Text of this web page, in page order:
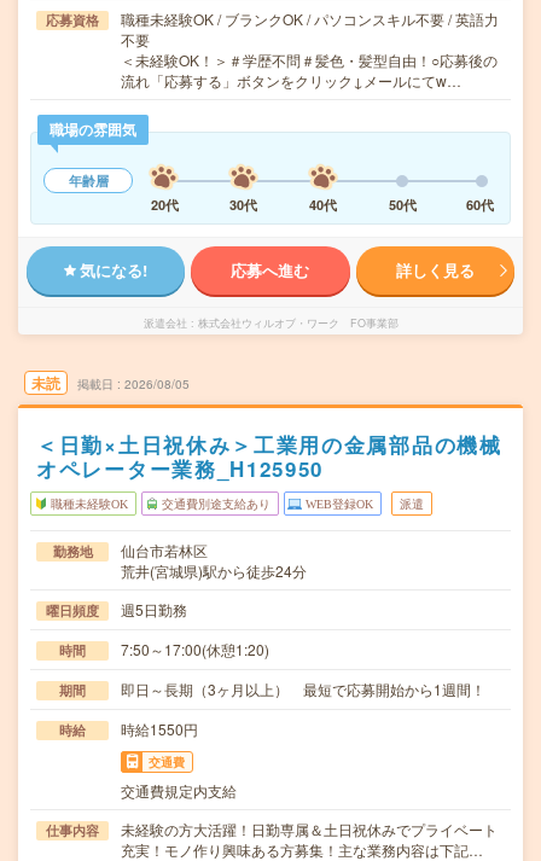
応募資格
職種未経験OK / ブランクOK / パソコンスキル不要 / 英語力
不要
＜未経験OK！＞＃学歴不問＃髪色・髪型自由！○応募後の
流れ「応募する」ボタンをクリック↓メールにてw…
職場の雰囲気
年齢層
20代
30代 40代 50代 60代
気になる! 応募へ進む 詳しく見る
派遣会社 株式会社ウィルオブ・ワーク FO事業部
未読 掲載日 2026/08/05
＜日勤×土日祝休み＞工業用の金属部品の機械
オペレーター業務_H125950
職種未経験OK 交通費別途支給あり WEB登録OK 派遣
勤務地
仙台市若林区
荒井(宮城県)駅から徒歩24分
曜日頻度 週5日勤務
時間 7:50～17:00(休憩1:20)
期間 即日～長期（3ヶ月以上） 最短で応募開始から1週間！
時給 時給1550円
交通費
交通費規定内支給
仕事内容
未経験の方大活躍！日勤専属＆土日祝休みでプライベート
充実！モノ作り興味ある方募集！主な業務内容は下記…